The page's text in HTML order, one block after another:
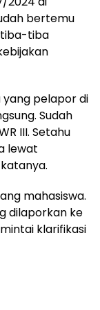
bertemu
tiba-tiba
yang pelapor di
Sudah
III. Setahu
lewat
mahasiswa.
dilaporkan ke
klarifikasi